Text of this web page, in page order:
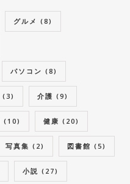
グルメ (8)
パソコン (8)
(3) 介護 (9)
(10) 健康 (20)
写真集 (2) 図書館 (5)
小説 (27)